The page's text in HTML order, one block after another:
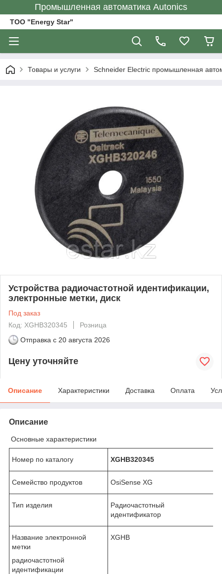
Промышленная автоматика Autonics
ТОО "Energy Star"
Товары и услуги Schneider Electric промышленная
Устройства радиочастотной идентификации,
электронные метки, диск
Под заказ
Код: XGHB320345
Розница
Отправка с 20 августа 2026
Цену уточняйте
Описание Характеристики Доставка Оплата
Описание
Основные характеристики
Номер по каталогу XGHB320345
Семейство продуктов OsiSense XG
Тип изделия
Радиочастотный
идентификатор
Название электронной
метки
радиочастотной
идентификации
XGHB